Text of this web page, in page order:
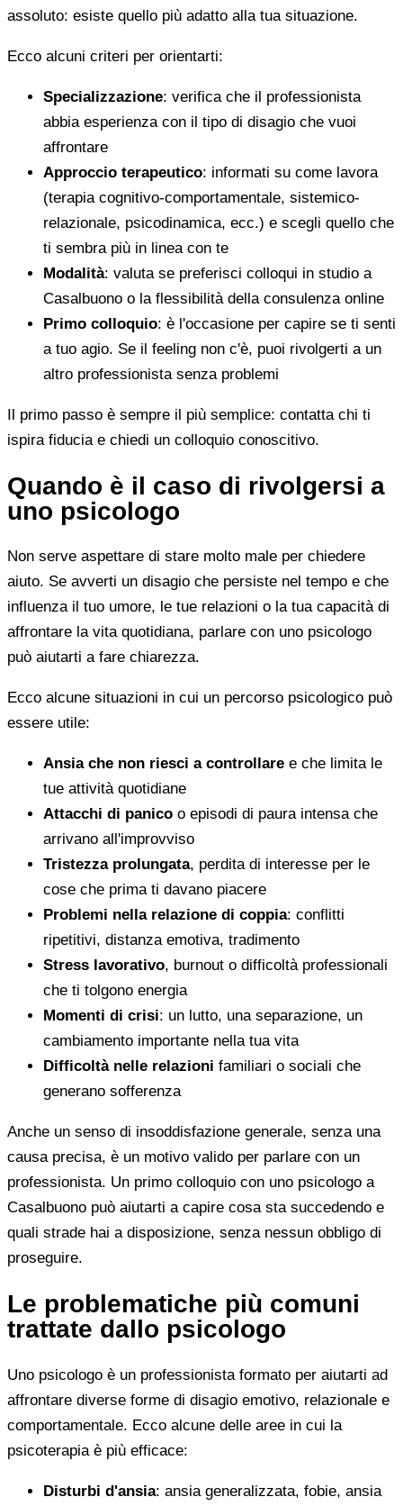
assoluto: esiste quello più adatto alla tua situazione.
Ecco alcuni criteri per orientarti:
Specializzazione: verifica che il professionista
abbia esperienza con il tipo di disagio che vuoi
affrontare
Approccio terapeutico: informati su come lavora
(terapia cognitivo-comportamentale, sistemico-
relazionale, psicodinamica, ecc.) e scegli quello che
ti sembra più in linea con te
Modalità: valuta se preferisci colloqui in studio a
Casalbuono o la flessibilità della consulenza online
Primo colloquio: è l'occasione per capire se ti senti
a tuo agio. Se il feeling non c'è, puoi rivolgerti a un
altro professionista senza problemi
Il primo passo è sempre il più semplice: contatta chi ti
ispira fiducia e chiedi un colloquio conoscitivo.
Quando è il caso di rivolgersi a
uno psicologo
Non serve aspettare di stare molto male per chiedere
aiuto. Se avverti un disagio che persiste nel tempo e che
influenza il tuo umore, le tue relazioni o la tua capacità di
affrontare la vita quotidiana, parlare con uno psicologo
può aiutarti a fare chiarezza.
Ecco alcune situazioni in cui un percorso psicologico può
essere utile:
Ansia che non riesci a controllare e che limita le
tue attività quotidiane
Attacchi di panico o episodi di paura intensa che
arrivano all'improvviso
Tristezza prolungata, perdita di interesse per le
cose che prima ti davano piacere
Problemi nella relazione di coppia: conflitti
ripetitivi, distanza emotiva, tradimento
Stress lavorativo, burnout o difficoltà professionali
che ti tolgono energia
Momenti di crisi: un lutto, una separazione, un
cambiamento importante nella tua vita
Difficoltà nelle relazioni familiari o sociali che
generano sofferenza
Anche un senso di insoddisfazione generale, senza una
causa precisa, è un motivo valido per parlare con un
professionista. Un primo colloquio con uno psicologo a
Casalbuono può aiutarti a capire cosa sta succedendo e
quali strade hai a disposizione, senza nessun obbligo di
proseguire.
Le problematiche più comuni
trattate dallo psicologo
Uno psicologo è un professionista formato per aiutarti ad
affrontare diverse forme di disagio emotivo, relazionale e
comportamentale. Ecco alcune delle aree in cui la
psicoterapia è più efficace:
Disturbi d'ansia: ansia generalizzata, fobie, ansia